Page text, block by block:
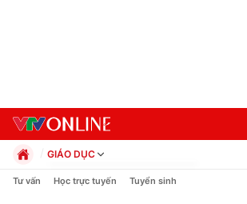
GIÁO DỤC
Chính trị
Tư vấn Học trực tuyến Tuyển sinh